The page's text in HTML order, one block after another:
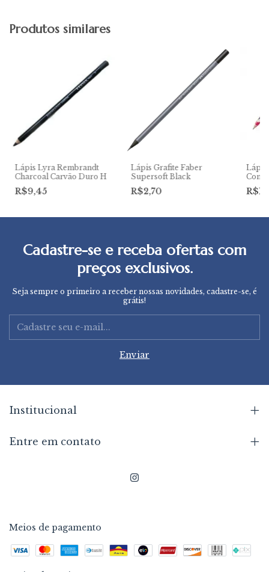
Produtos similares
Lápis Lyra Rembrandt
Charcoal Carvão Duro H
R$9,45
Lápis Grafite Faber
Supersoft Black
R$2,70
Lápis
Cadastre-se e receba ofertas com
preços exclusivos.
Seja sempre o primeiro a receber nossas novidades, cadastre-se, é
grátis!
Institucional
Entre em contato
Meios de pagamento